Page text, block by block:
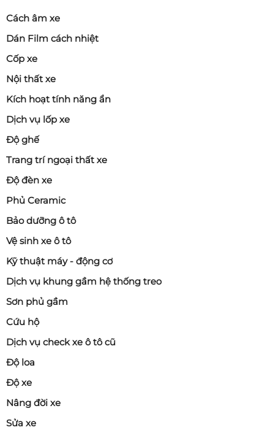
Cách âm xe
Dán Film cách nhiệt
Cốp xe
Nội thất xe
Kích hoạt tính năng ẩn
Dịch vụ lốp xe
Độ ghế
Trang trí ngoại thất xe
Độ đèn xe
Phủ Ceramic
Bảo dưỡng ô tô
Vệ sinh xe ô tô
Kỹ thuật máy - động cơ
Dịch vụ khung gầm hệ thống treo
Sơn phủ gầm
Cứu hộ
Dịch vụ check xe ô tô cũ
Độ loa
Độ xe
Nâng đời xe
Sửa xe